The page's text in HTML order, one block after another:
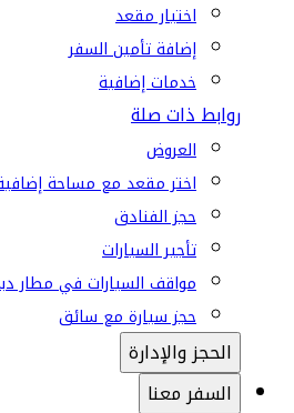
اختيار مقعد
إضافة تأمين السفر
خدمات إضافية
روابط ذات صلة
العروض
اختر مقعد مع مساحة
حجز الفنادق
تأجير السيارات
مواقف السيارات في مطار
حجز سيارة مع سائق
الحجز والإدارة
السفر معنا